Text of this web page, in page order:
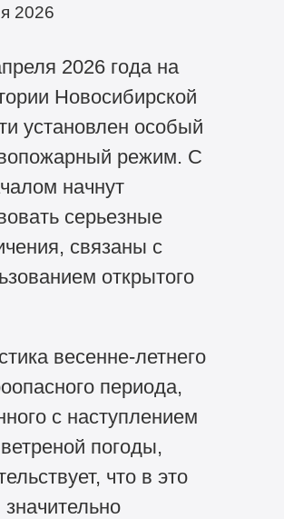
2026
2026 года на
Новосибирской
установлен особый
режим. С
начнут
серьезные
связаны с
открытого
весенне-летнего
периода,
с наступлением
погоды,
что в это